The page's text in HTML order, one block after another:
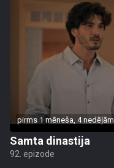
pirms 1 mēneša, 4 nedēļām
Samta dinastija
92. epizode